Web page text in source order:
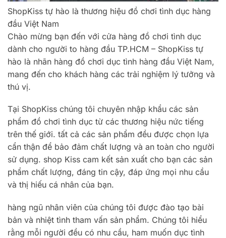
ShopKiss tự hào là thương hiệu đồ chơi tình dục hàng
đầu Việt Nam
Chào mừng bạn đến với cửa hàng đồ chơi tình dục
dành cho người to hàng đầu TP.HCM – ShopKiss tự
hào là nhãn hàng đồ chơi dục tình hàng đầu Việt Nam,
mang đến cho khách hàng các trải nghiệm lý tưởng và
thú vị.
Tại ShopKiss chúng tôi chuyên nhập khẩu các sản
phẩm đồ chơi tình dục từ các thương hiệu nức tiếng
trên thế giới. tất cả các sản phẩm đều được chọn lựa
cẩn thận để bảo đảm chất lượng và an toàn cho người
sử dụng. shop Kiss cam kết sản xuất cho bạn các sản
phẩm chất lượng, đáng tin cậy, đáp ứng mọi nhu cầu
và thị hiếu cá nhân của bạn.
hàng ngũ nhân viên của chúng tôi được đào tạo bài
bản và nhiệt tình tham vấn sản phẩm. Chúng tôi hiểu
rằng mỗi người đều có nhu cầu, ham muốn dục tình